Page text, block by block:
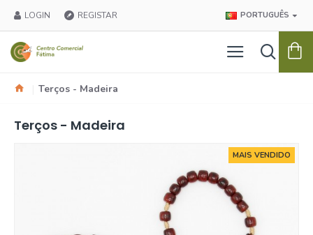
LOGIN REGISTAR PORTUGUÊS
Terços - Madeira
Terços - Madeira
MAIS VENDIDO